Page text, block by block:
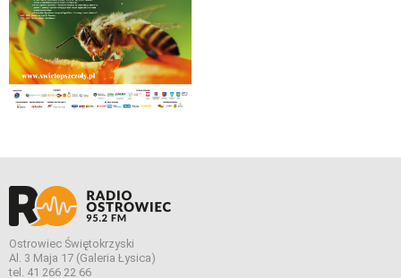
Ostrowiec Świętokrzyski
Al. 3 Maja 17 (Galeria Łysica)
tel. 41 266 22 66